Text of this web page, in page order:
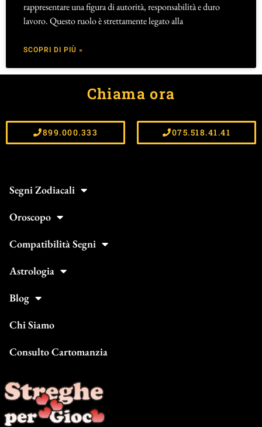
rappresentare una figura di autorità, responsabilità e duro
lavoro. Questo ruolo è strettamente legato alla
SCOPRI DI PIÙ »
Chiama ora
899.000.333 075.518.41.41
Segni Zodiacali
Oroscopo
Compatibilità Segni
Astrologia
Blog
Chi Siamo
Consulto Cartomanzia